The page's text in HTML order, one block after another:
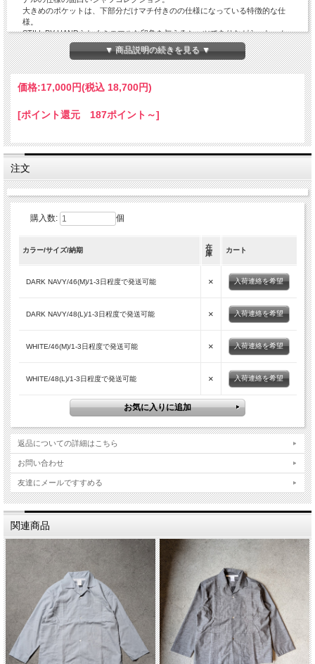
大きめのポケットは、下部分だけマチ付きのの仕様になっている特徴的な仕
様。
STILL BY HANDらしくミニマルな印象を与えるシャツでありながら、しっか
りオリジナルの仕様を取り入れた1着。
素材は、特殊な加工により、細かなしわのある生地の表情が印象的な厳選し
た独特のコットン素材を使用。
カジュアルな雰囲気の中にクリーンな清潔感の漂うオリジナリティー溢れる
「 STILL BY HAND 」の他の商品を見る
WHITE
▼ 商品説明の続きを見る ▼
価格:17,000円(税込 18,700円)
[ポイント還元 187ポイント～]
注文
購入数: 個
カラー/サイズ/納期
在
庫
カート
DARK NAVY/46(M)/1-3日程度で発送可能 × 入荷連絡を希望
DARK NAVY/48(L)/1-3日程度で発送可能 × 入荷連絡を希望
WHITE/46(M)/1-3日程度で発送可能 × 入荷連絡を希望
WHITE/48(L)/1-3日程度で発送可能 × 入荷連絡を希望
返品についての詳細はこちら
お問い合わせ
友達にメールですすめる
関連商品